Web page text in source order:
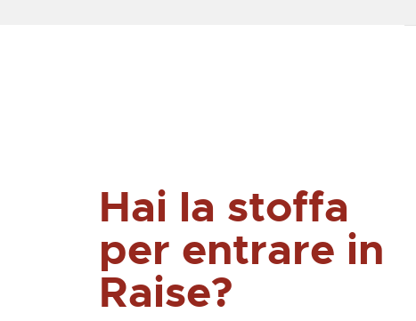
Hai la stoffa
per entrare in
Raise?